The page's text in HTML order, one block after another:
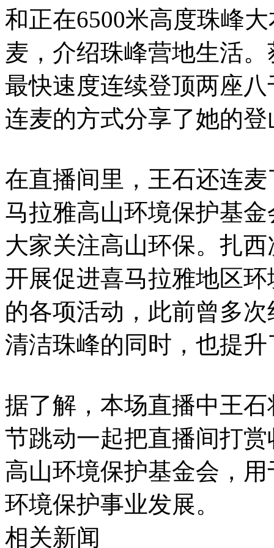
和正在6500米高度珠峰
麦，介绍珠峰营地生活
最快速度连续登顶两座
连麦的方式分享了她的
在直播间里，王石还连
马拉雅高山环境保护基
大家关注高山环保。扎
开展促进喜马拉雅地区
的各项活动，此前曾多
清洁珠峰的同时，也提
据了解，本场直播中王
节跳动一起把直播间打
高山环境保护基金会，
环境保护事业发展。
相关新闻